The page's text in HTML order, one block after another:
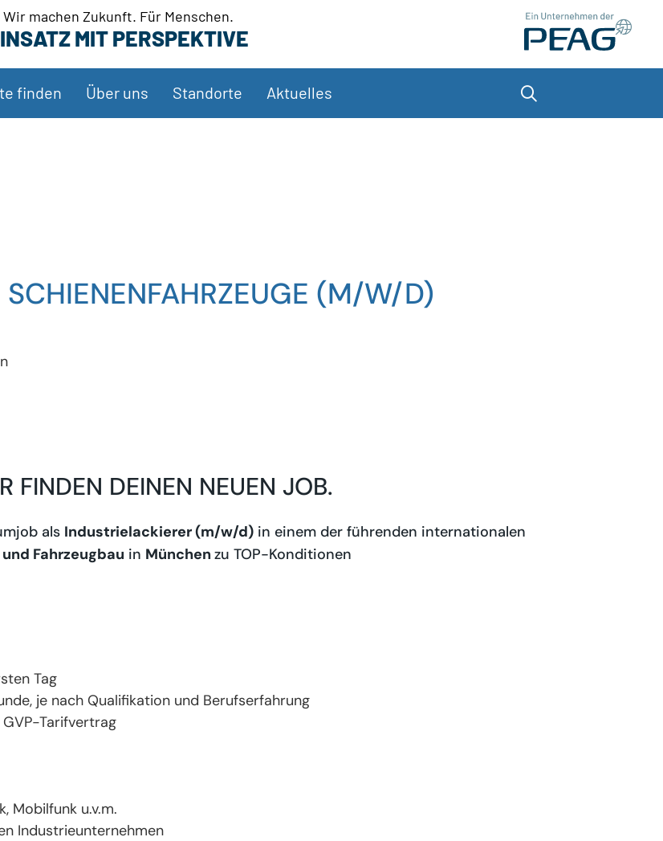
Wir machen Zukunft. Für Menschen.
MIT PERSPEKTIVE
finden Über uns Standorte Aktuelles
SCHIENENFAHRZEUGE (M/W/D)
FINDEN DEINEN NEUEN JOB.
als Industrielackierer (m/w/d) in einem der führenden internationalen
Fahrzeugbau in München zu TOP-Konditionen
Tag
je nach Qualifikation und Berufserfahrung
GVP-Tarifvertrag
Mobilfunk u.v.m.
Industrieunternehmen